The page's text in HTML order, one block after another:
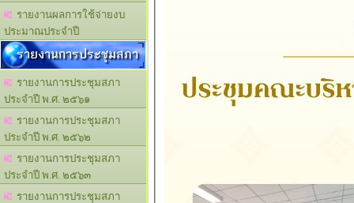
รายงานผลการใช้จ่ายงบ
ประมาณประจำปี
รายงานการประชุมสภา
รายงานการประชุมสภา
ประจำปี พ.ศ. ๒๕๖๑
รายงานการประชุมสภา
ประจำปี พ.ศ. ๒๕๖๒
รายงานการประชุมสภา
ประจำปี พ.ศ. ๒๕๖๓
รายงานการประชุมสภา